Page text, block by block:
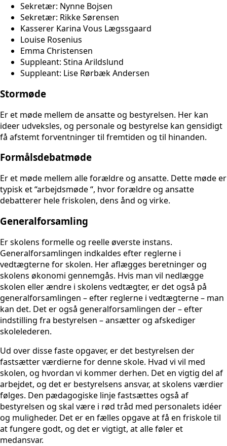
Sekretær: Nynne Bojsen
Sekretær: Rikke Sørensen
Kasserer Karina Vous Lægssgaard
Louise Rosenius
Emma Christensen
Suppleant: Stina Arildslund
Suppleant: Lise Rørbæk Andersen
Stormøde
Er et møde mellem de ansatte og bestyrelsen. Her kan
ideer udveksles, og personale og bestyrelse kan gensidigt
få afstemt forventninger til fremtiden og til hinanden.
Formålsdebatmøde
Er et møde mellem alle forældre og ansatte. Dette møde er
typisk et “arbejdsmøde “, hvor forældre og ansatte
debatterer hele friskolen, dens ånd og virke.
Generalforsamling
Er skolens formelle og reelle øverste instans.
Generalforsamlingen indkaldes efter reglerne i
vedtægterne for skolen. Her aflægges beretninger og
skolens økonomi gennemgås. Hvis man vil nedlægge
skolen eller ændre i skolens vedtægter, er det også på
generalforsamlingen – efter reglerne i vedtægterne – man
kan det. Det er også generalforsamlingen der – efter
indstilling fra bestyrelsen – ansætter og afskediger
skolelederen.
Ud over disse faste opgaver, er det bestyrelsen der
fastsætter værdierne for denne skole. Hvad vi vil med
skolen, og hvordan vi kommer derhen. Det en vigtig del af
arbejdet, og det er bestyrelsens ansvar, at skolens værdier
følges. Den pædagogiske linje fastsættes også af
bestyrelsen og skal være i rød tråd med personalets idéer
og muligheder. Det er en fælles opgave at få en friskole til
at fungere godt, og det er vigtigt, at alle føler et
medansvar.